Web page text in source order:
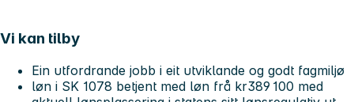
Vi kan tilby
Ein utfordrande jobb i eit utviklande og godt fagmiljø
løn i SK 1078 betjent med løn frå kr389 100 med